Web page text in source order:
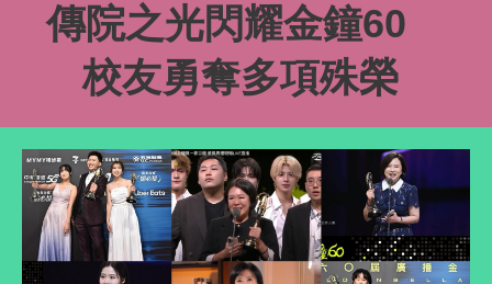
傳院之光閃耀金鐘60
校友勇奪多項殊榮